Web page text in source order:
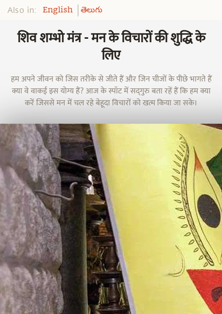
Also in: English తెలుగు
शिव शम्भो मंत्र - मन के विचारों की शुद्धि के
लिए
हम अपने जीवन को जिस तरीके से जीते हैं और जिन चीजों के पीछे भागते हैं
क्या वे वाकई इस योग्य हैं? आज के स्पॉट में सद्‌गुरु बता रहें हैं कि हम क्या
करें जिससे मन में चल रहे बेहूदा विचारों को खत्म किया जा सके।